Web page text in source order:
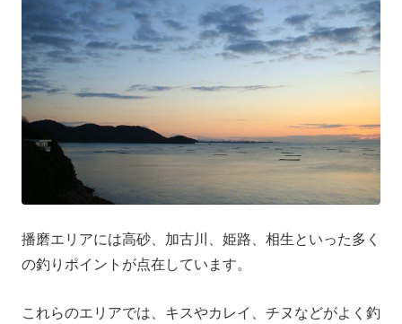
播磨エリアには高砂、加古川、姫路、相生といった多く
の釣りポイントが点在しています。
これらのエリアでは、キスやカレイ、チヌなどがよく釣